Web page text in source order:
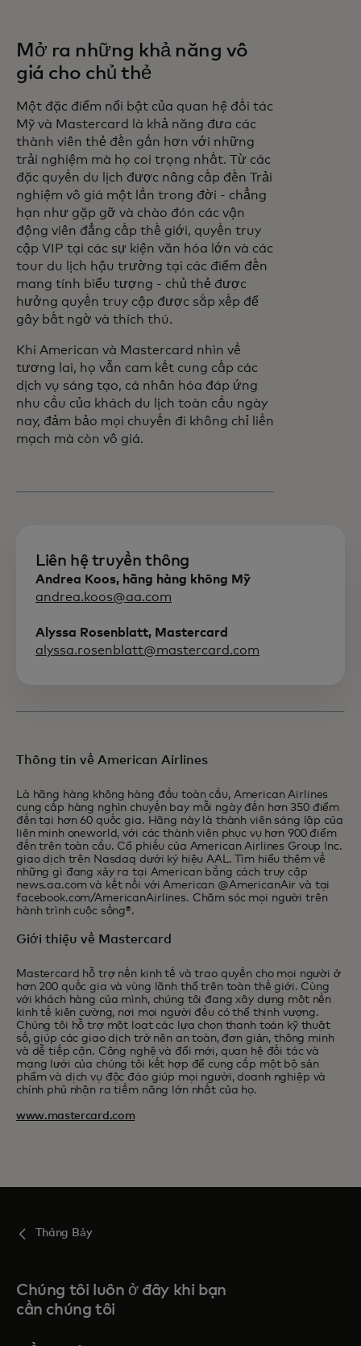
Mở ra những khả năng vô
giá cho chủ thẻ
Một đặc điểm nổi bật của quan hệ đối tác
Mỹ và Mastercard là khả năng đưa các
thành viên thẻ đến gần hơn với những
trải nghiệm mà họ coi trọng nhất. Từ các
đặc quyền du lịch được nâng cấp đến Trải
nghiệm vô giá một lần trong đời - chẳng
hạn như gặp gỡ và chào đón các vận
động viên đẳng cấp thế giới, quyền truy
cập VIP tại các sự kiện văn hóa lớn và các
tour du lịch hậu trường tại các điểm đến
mang tính biểu tượng - chủ thẻ được
hưởng quyền truy cập được sắp xếp để
gây bất ngờ và thích thú.
Khi American và Mastercard nhìn về
tương lai, họ vẫn cam kết cung cấp các
dịch vụ sáng tạo, cá nhân hóa đáp ứng
nhu cầu của khách du lịch toàn cầu ngày
nay, đảm bảo mọi chuyến đi không chỉ liền
mạch mà còn vô giá.
Liên hệ truyền thông
Andrea Koos, hãng hàng không Mỹ
andrea.koos@aa.com
Alyssa Rosenblatt, Mastercard
alyssa.rosenblatt@mastercard.com
Thông tin về American Airlines
Là hãng hàng không hàng đầu toàn cầu, American Airlines
cung cấp hàng nghìn chuyến bay mỗi ngày đến hơn 350 điểm
đến tại hơn 60 quốc gia. Hãng này là thành viên sáng lập của
liên minh oneworld, với các thành viên phục vụ hơn 900 điểm
đến trên toàn cầu. Cổ phiếu của American Airlines Group Inc.
giao dịch trên Nasdaq dưới ký hiệu AAL. Tìm hiểu thêm về
những gì đang xảy ra tại American bằng cách truy cập
news.aa.com và kết nối với American @AmericanAir và tại
facebook.com/AmericanAirlines. Chăm sóc mọi người trên
hành trình cuộc sống®.
Giới thiệu về Mastercard
Mastercard hỗ trợ nền kinh tế và trao quyền cho mọi người ở
hơn 200 quốc gia và vùng lãnh thổ trên toàn thế giới. Cùng
với khách hàng của mình, chúng tôi đang xây dựng một nền
kinh tế kiên cường, nơi mọi người đều có thể thịnh vượng.
Chúng tôi hỗ trợ một loạt các lựa chọn thanh toán kỹ thuật
số, giúp các giao dịch trở nên an toàn, đơn giản, thông minh
và dễ tiếp cận. Công nghệ và đổi mới, quan hệ đối tác và
mạng lưới của chúng tôi kết hợp để cung cấp một bộ sản
phẩm và dịch vụ độc đáo giúp mọi người, doanh nghiệp và
chính phủ nhận ra tiềm năng lớn nhất của họ.
www.mastercard.com
Tháng Bảy
Chúng tôi luôn ở đây khi bạn
cần chúng tôi